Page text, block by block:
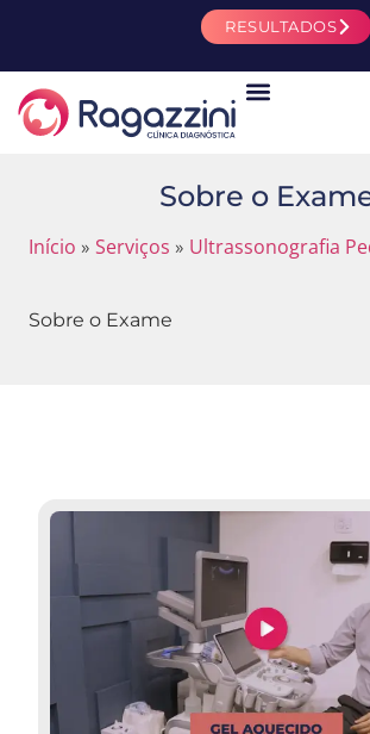
RESULTADOS
Sobre o
Início » Serviços » Ultrassonografia
Sobre o Exame